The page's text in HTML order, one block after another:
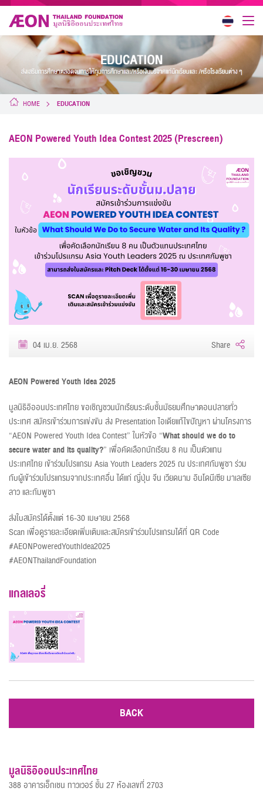
HOME EDUCATION
AEON Powered Youth Idea Contest 2025 (Prescreen)
04 เม.ย. 2568 Share
AEON Powered Youth Idea 2025
มูลนิธิอิออนประเทศไทย ขอเชิญชวนนักเรียนระดับชั้นมัธยมศึกษาตอนปลายทั่ว
ประเทศ สมัครเข้าร่วมการแข่งขัน ส่ง Presentation ไอเดียแก้ไขปัญหา ผ่านโครงการ
“AEON Powered Youth Idea Contest” ในหัวข้อ “What should we do to
secure water and its quality?” เพื่อคัดเลือกนักเรียน 8 คน เป็นตัวแทน
ประเทศไทย เข้าร่วมโปรแกรม Asia Youth Leaders 2025 ณ ประเทศกัมพูชา ร่วม
กับผู้เข้าร่วมโปรแกรมจากประเทศอื่น ได้แก่ ญี่ปุ่น จีน เวียดนาม อินโดนีเซีย มาเลเซีย
ลาว และกัมพูชา
ส่งใบสมัครได้ตั้งแต่ 16-30 เมษายน 2568
Scan เพื่อดูรายละเอียดเพิ่มเติมและสมัครเข้าร่วมโปรแกรมได้ที่ QR Code
#AEONPoweredYouthIdea2025
#AEONThailandFoundation
แกลเลอรี่
BACK
มูลนิธิอิออนประเทศไทย
388 อาคารเอ็กเชน ทาวเวอร์ ชั้น 27 ห้องเลขที่ 2703